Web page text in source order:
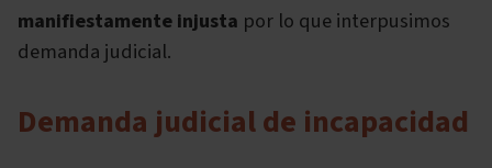
manifiestamente injusta por lo que interpusimos
demanda judicial.
Demanda judicial de incapacidad